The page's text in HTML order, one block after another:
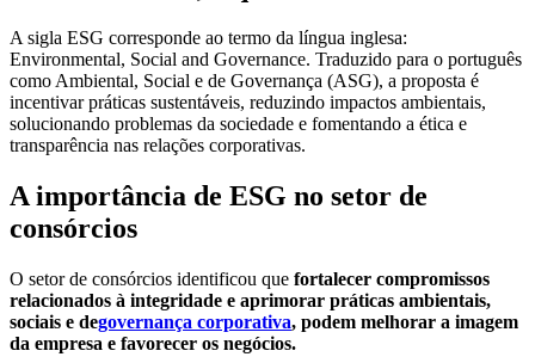
A sigla ESG corresponde ao termo da língua inglesa:
Environmental, Social and Governance. Traduzido para o português
como Ambiental, Social e de Governança (ASG), a proposta é
incentivar práticas sustentáveis, reduzindo impactos ambientais,
solucionando problemas da sociedade e fomentando a ética e
transparência nas relações corporativas.
A importância de ESG no setor de
consórcios
O setor de consórcios identificou que fortalecer compromissos
relacionados à integridade e aprimorar práticas ambientais,
sociais e degovernança corporativa, podem melhorar a imagem
da empresa e favorecer os negócios.